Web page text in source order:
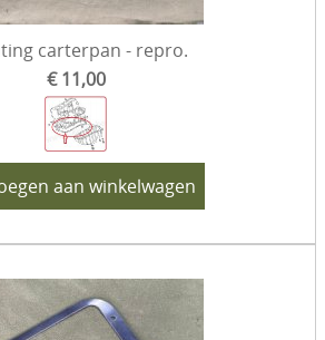
carterpan - repro.
€ 11,00
aan winkelwagen